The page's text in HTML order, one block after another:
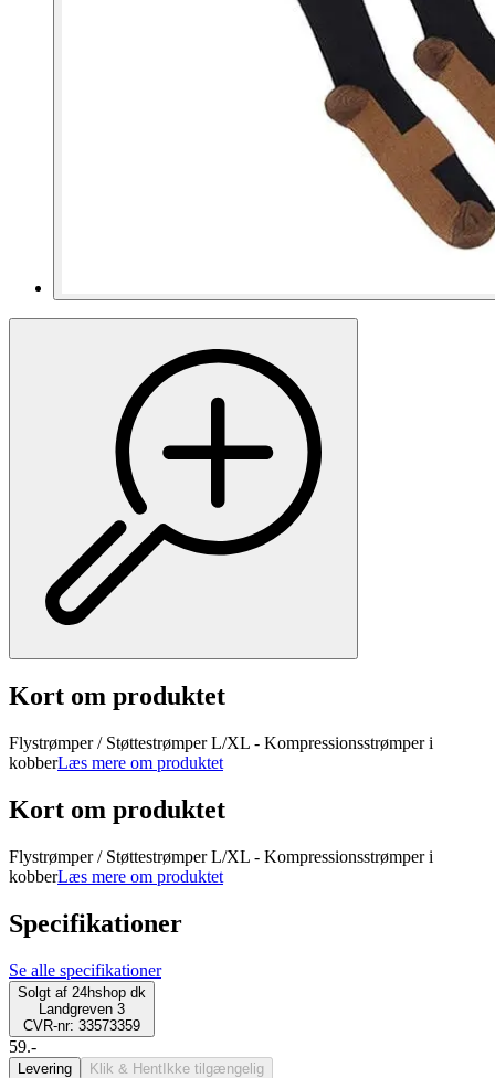
Kort om produktet
Flystrømper / Støttestrømper L/XL - Kompressionsstrømper i
kobberLæs mere om produktet
Kort om produktet
Flystrømper / Støttestrømper L/XL - Kompressionsstrømper i
kobberLæs mere om produktet
Specifikationer
Se alle specifikationer
Solgt af 24hshop dk
Landgreven 3
CVR-nr: 33573359
59.-
Levering Klik & Hent Ikke tilgængelig